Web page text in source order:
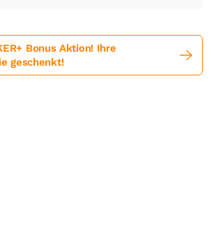
Bonus Aktion! Ihre
geschenkt!